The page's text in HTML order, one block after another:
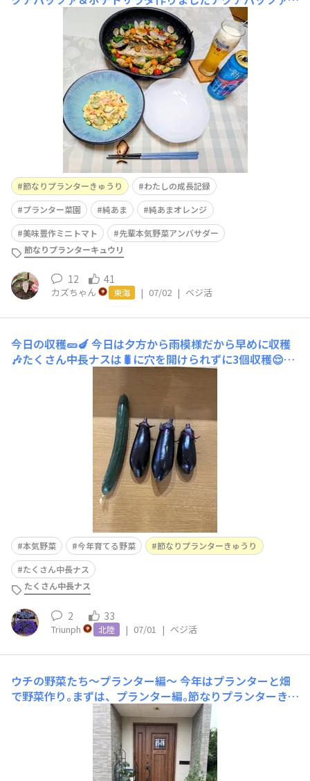
純あま･純あまオレンジ･美味豊作ミニトマトを使用しまし
たポテトサラダは節なりプランターキュウリを使いました
使用した本気野菜ミニトマトは赤とオレンジの両方がある
と料理に使うと彩りが綺麗になりますね毎年、赤＆オレン
ジ育ててます
節なりプランターきゅうり
わたしの成長記録
プランター菜園
純あま
純あまオレンジ
美味豊作ミニトマト
先輩本気野菜アンバサダー
節なりプランターキュウリ
12 41
カズちゃん 東海 | 07/02 | ベジ活
今日の収穫🥒🍆今日は夕方から雨模様だから早めに収穫
🎶たくさん中長ナスは🐛に穴を開けられずに3個収穫😌節
なりプランターきゅうりはコンスタントに収穫できるのが
嬉しい☺️強健豊作がダメージを受けて、いつ収穫できるよ
うになるか分からないから尚更🎶甘小丸はピンポン玉サイ
ズになってきたから、そろそろ施肥の時期｡トマトたちは
本気野菜 今年育てる野菜
節なりプランターきゅうり
たくさん中長ナス
たくさん中長ナス
2 33
Triunph 北陸 | 07/01 | ベジ活
ウチの野菜たち〜プランター編〜 今年はプランターと畑
で野菜作り｡まずは、プランター編｡節なりプランターきゅ
うり🥒順調に収穫できています😊これまで4本収穫しまし
た｡ねばニラはようやくしっかりしてきて収穫が待ち遠し
い😃スィートバジルは今いちばん食べてるかもです😌も
う穫れすぎ確定かも〜😅萎れてるのは水やりしてすぐだ
から😅純あま🍅は1本仕